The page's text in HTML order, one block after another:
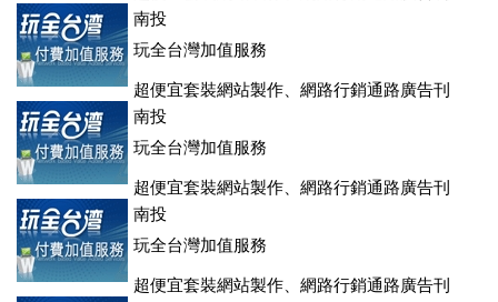
登、訂房系統、客房委託旅行社銷售，全面優惠中....
南投
玩全台灣加值服務
超便宜套裝網站製作、網路行銷通路廣告刊
登、訂房系統、客房委託旅行社銷售，全面優惠中....
南投
玩全台灣加值服務
超便宜套裝網站製作、網路行銷通路廣告刊
登、訂房系統、客房委託旅行社銷售，全面優惠中....
南投
玩全台灣加值服務
超便宜套裝網站製作、網路行銷通路廣告刊